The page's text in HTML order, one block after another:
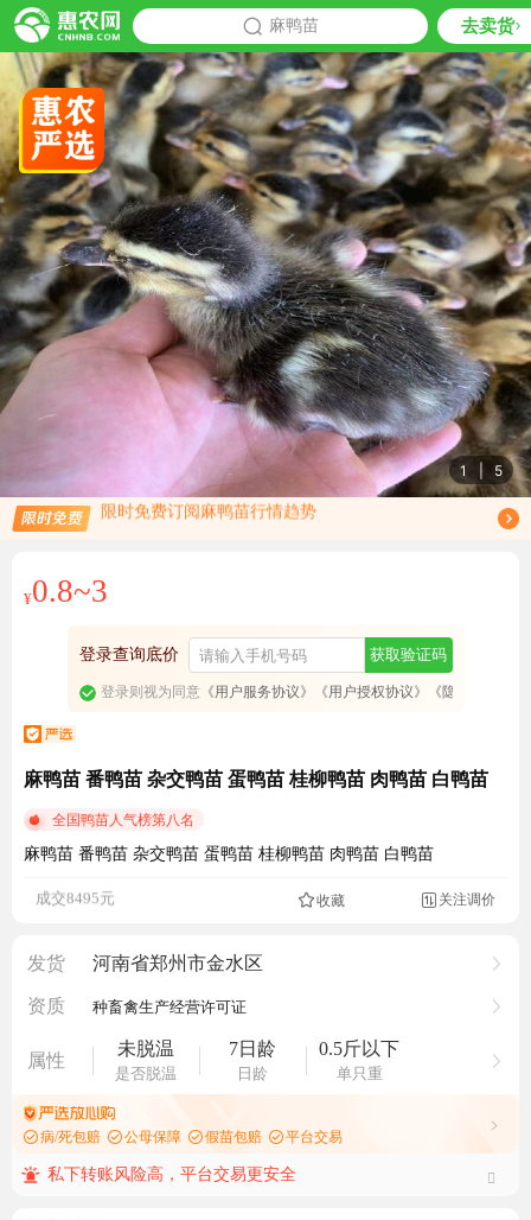
麻鸭苗 去卖货
1 5
限时免费订阅麻鸭苗行情趋势
免费订阅商品降价通知
¥0.8~3
登录查询底价 获取验证码
登录则视为同意《用户服务协议》 《用户授权协议》 《隐私政策》
麻鸭苗 番鸭苗 杂交鸭苗 蛋鸭苗 桂柳鸭苗 肉鸭苗 白鸭苗
全国鸭苗人气榜第八名
麻鸭苗 番鸭苗 杂交鸭苗 蛋鸭苗 桂柳鸭苗 肉鸭苗 白鸭苗
1840人看过
收藏 关注调价
发货 河南省郑州市金水区
资质 种畜禽生产经营许可证
属性
未脱温
是否脱温
7日龄
日龄
0.5斤以下
单只重
病/死包赔 公母保障 假苗包赔 平台交易
私下转账风险高，平台交易更安全